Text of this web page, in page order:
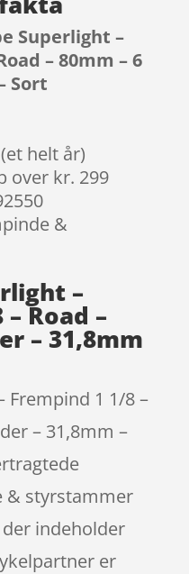
Superlight –
– 80mm – 6
Sort
helt år)
over kr. 299
&
–
Road –
– 31,8mm
Frempind 1 1/8 –
– 31,8mm –
& styrstammer
indeholder
er